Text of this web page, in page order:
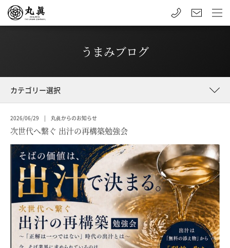
うまみブログ
2026/06/29 | 丸眞からのお知らせ
次世代へ繋ぐ 出汁の再構築勉強会